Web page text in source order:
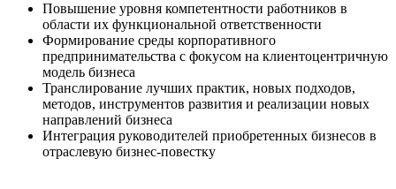
Повышение уровня компетентности работников в
области их функциональной ответственности
Формирование среды корпоративного
предпринимательства с фокусом на клиентоцентричную
модель бизнеса
Транслирование лучших практик, новых подходов,
методов, инструментов развития и реализации новых
направлений бизнеса
Интеграция руководителей приобретенных бизнесов в
отраслевую бизнес-повестку